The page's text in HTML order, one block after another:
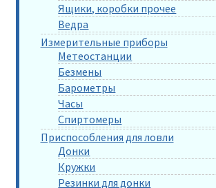
Ящики, коробки прочее
Ведра
Измерительные приборы
Метеостанции
Безмены
Барометры
Часы
Спиртомеры
Приспособления для ловли
Донки
Кружки
Резинки для донки